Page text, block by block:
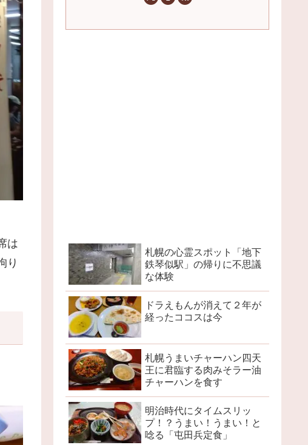
は
り
札幌の心霊スポット「地下
鉄琴似駅」の帰りに不思議
な体験
ドラえもんが消えて２年が
経ったココスは今
札幌うまいチャーハン四天
王に君臨する肉みそラー油
チャーハンを食す
明治時代にタイムスリッ
プ！？うまい！うまい！と
唸る「屯田兵定食」